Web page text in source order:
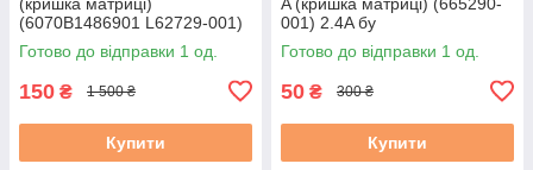
(6070B1486901 L62729-001)
3,5В бу #
Готово до відправки 1 од.
150 ₴ 1 500 ₴
Купити
001) 2.4A бу
Готово до відправки 1 од.
50 ₴ 300 ₴
Купити